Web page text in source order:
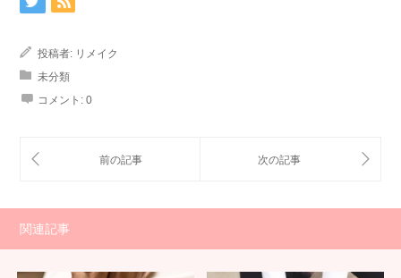
投稿者: リメイク
未分類
コメント: 0
関連記事